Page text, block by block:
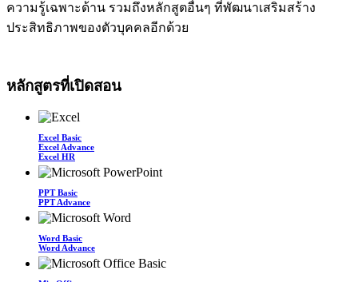
ความรู้เฉพาะด้าน รวมถึงหลักสูตอื่นๆ ที่พัฒนาเสริมสร้าง
ประสิทธิภาพของตัวบุคคลอีกด้วย
หลักสูตรที่เปิดสอน
Excel Basic
Excel Advance
Excel HR
PPT Basic
PPT Advance
Word Basic
Word Advance